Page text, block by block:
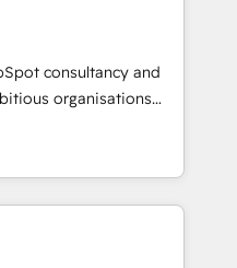
& 3PL, home
branding and
health, education,
consulting, make the
and Latin
consultancy and
organisations
and intelligence.
Ireland, and
of successful
and enterprise
AI to design connected